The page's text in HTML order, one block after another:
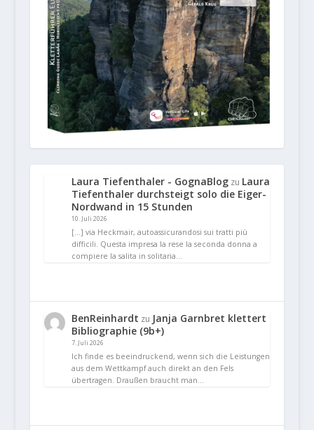
Laura Tiefenthaler - GognaBlogzu Laura
Tiefenthaler durchsteigt solo die Eiger-
Nordwand in 15 Stunden
10. Juli 2026
[…] via Heckmair, autoassicurandosi sui tratti più
difficili. Questa impresa la rese la seconda donna a
compiere la salita in solitaria…
BenReinhardt zu Janja Garnbret klettert
Bibliographie (9b+)
7. Juli 2026
Ich finde es beeindruckend, wenn sich die Leistungen
aus dem Wettkampf auch direkt an den Fels
übertragen. Draußen braucht man…